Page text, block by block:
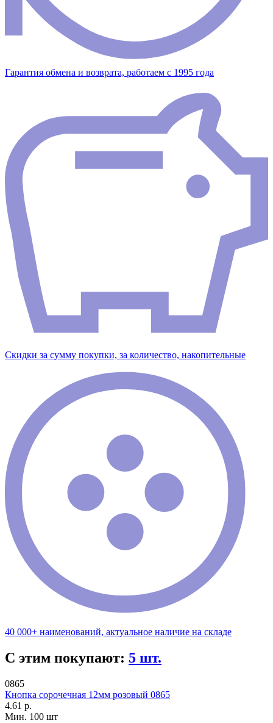
Гарантия обмена и возврата, работаем с 1995 года
Скидки за сумму покупки, за количество, накопительные
40 000+ наименований, актуальное наличие на складе
С этим покупают: 5 шт.
0865
Кнопка сорочечная 12мм розовый 0865
4.61 р.
Мин. 100 шт